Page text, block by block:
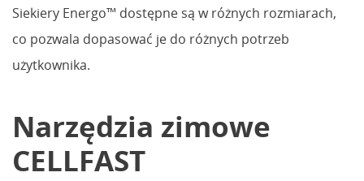
Siekiery Energo™ dostępne są w różnych rozmiarach,
co pozwala dopasować je do różnych potrzeb
użytkownika.
Narzędzia zimowe
CELLFAST